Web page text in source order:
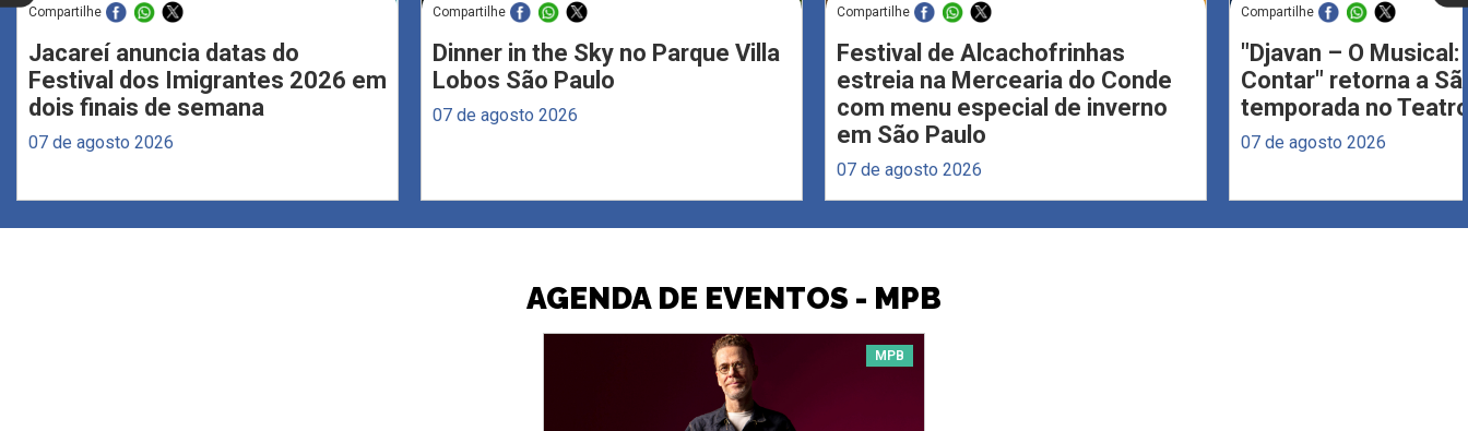
Compartilhe
Jacareí anuncia datas do
Festival dos Imigrantes 2026 em
dois finais de semana
07 de agosto 2026
Compartilhe
Dinner in the Sky no Parque Villa
Lobos São Paulo
07 de agosto 2026
Compartilhe
Festival de Alcachofrinhas
estreia na Mercearia do Conde
com menu especial de inverno
em São Paulo
07 de agosto 2026
Compartilhe
"Djavan – O Musical:
Contar" retorna a
temporada no
07 de agosto 2026
AGENDA DE EVENTOS - MPB
MPB